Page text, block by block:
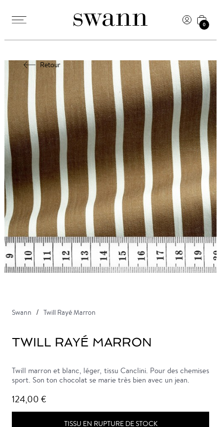
0
Retour
Swann Twill Rayé Marron
TWILL RAYÉ MARRON
Twill marron et blanc, léger, tissu Canclini. Pour des chemises
sport. Son ton chocolat se marie très bien avec un jean.
124,00 €
TISSU EN RUPTURE DE STOCK